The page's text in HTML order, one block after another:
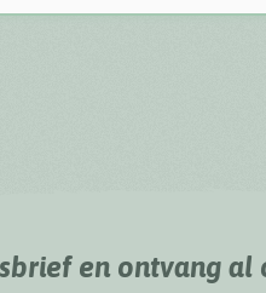
en ontvang al